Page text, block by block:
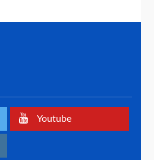
Youtube